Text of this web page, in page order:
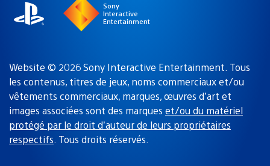
Sony
Interactive
Entertainment
Website © 2026 Sony Interactive Entertainment. Tous
les contenus, titres de jeux, noms commerciaux et/ou
vêtements commerciaux, marques, œuvres d’art et
images associées sont des marques et/ou du matériel
protégé par le droit d’auteur de leurs propriétaires
respectifs. Tous droits réservés.